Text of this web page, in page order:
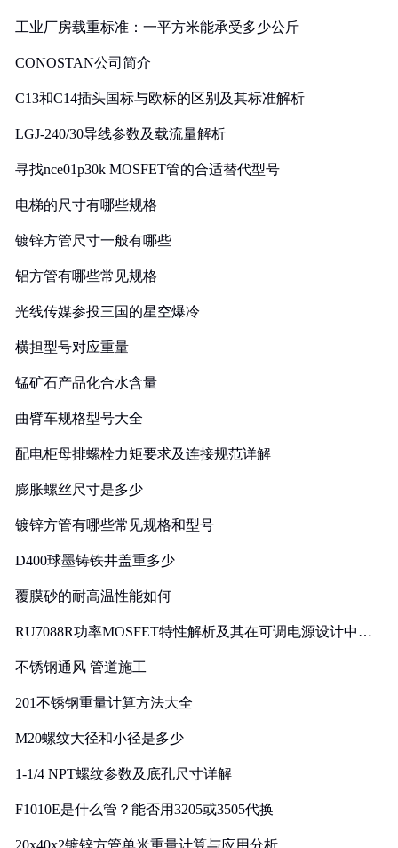
工业厂房载重标准：一平方米能承受多少公斤
CONOSTAN公司简介
C13和C14插头国标与欧标的区别及其标准解析
LGJ-240/30导线参数及载流量解析
寻找nce01p30k MOSFET管的合适替代型号
电梯的尺寸有哪些规格
镀锌方管尺寸一般有哪些
铝方管有哪些常见规格
光线传媒参投三国的星空爆冷
横担型号对应重量
锰矿石产品化合水含量
曲臂车规格型号大全
配电柜母排螺栓力矩要求及连接规范详解
膨胀螺丝尺寸是多少
镀锌方管有哪些常见规格和型号
D400球墨铸铁井盖重多少
覆膜砂的耐高温性能如何
RU7088R功率MOSFET特性解析及其在可调电源设计中的
不锈钢通风 管道施工
201不锈钢重量计算方法大全
M20螺纹大径和小径是多少
1-1/4 NPT螺纹参数及底孔尺寸详解
F1010E是什么管？能否用3205或3505代换
20x40x2镀锌方管单米重量计算与应用分析